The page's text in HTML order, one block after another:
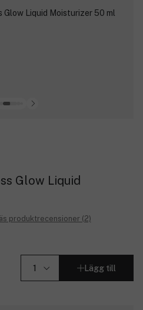
Glow Liquid
produktrecensioner (2)
Lägg till